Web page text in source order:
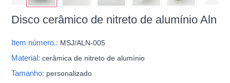
Disco cerâmico de nitreto de alumínio Aln
Item número.: MSJ/ALN-005
Material:cerâmica de nitreto de alumínio
Tamanho: personalizado